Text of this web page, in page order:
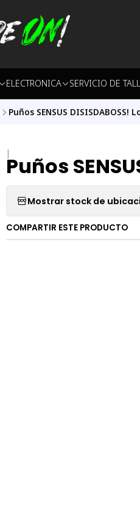
ELECTRONICA SERVICIO DE
Puños SENSUS DISISDABOSS!
|Puños
Mostrar stock de
COMPARTIR ESTE PRODUCTO